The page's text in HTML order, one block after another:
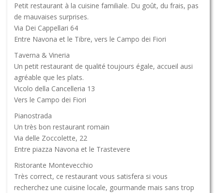
Petit restaurant à la cuisine familiale. Du goût, du frais, pas
de mauvaises surprises.
Via Dei Cappellari 64
Entre Navona et le Tibre, vers le Campo dei Fiori
Taverna & Vineria
Un petit restaurant de qualité toujours égale, accueil ausi
agréable que les plats.
Vicolo della Cancelleria 13
Vers le Campo dei Fiori
Pianostrada
Un très bon restaurant romain
Via delle Zoccolette, 22
Entre piazza Navona et le Trastevere
Ristorante Montevecchio
Très correct, ce restaurant vous satisfera si vous
recherchez une cuisine locale, gourmande mais sans trop